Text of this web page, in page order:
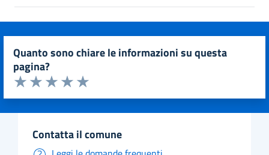
quanto sono chiare le informazioni su questa
pagina?
Valuta da 1 a 5 stelle la pagina
Valuta 5 stelle su 5
Valuta 4 stelle su 5
Valuta 3 stelle su 5
Valuta 2 stelle su 5
Valuta 1 stelle su 5
contatta il comune